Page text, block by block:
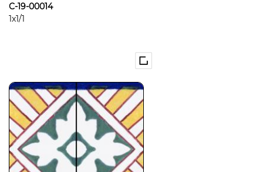
C-19-00014
1x1/1